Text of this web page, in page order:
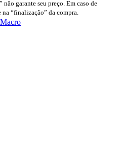
garante seu preço. Em caso de
“finalização” da compra.